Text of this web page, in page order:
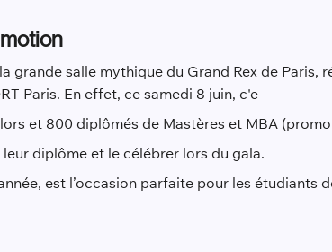
grande salle mythique du Grand Rex de Paris,
Paris. En effet, ce samedi 8 juin, c'e
et 800 diplômés de Mastères et MBA
diplôme et le célébrer lors du gala.
est l’occasion parfaite pour les étudiants